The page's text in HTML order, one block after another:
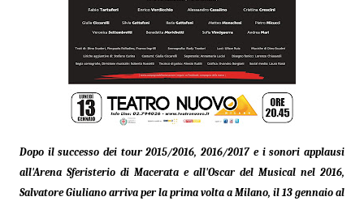
Dopo il successo dei tour 2015/2016, 2016/2017 e i sonori applausi
all'Arena Sferisterio di Macerata e all'Oscar del Musical nel 2016,
Salvatore Giuliano arriva per la prima volta a Milano, il 13 gennaio al